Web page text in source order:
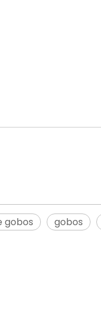
gobos gobos